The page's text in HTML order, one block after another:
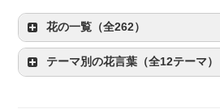
花の一覧（全262）
テーマ別の花言葉（全12テーマ）